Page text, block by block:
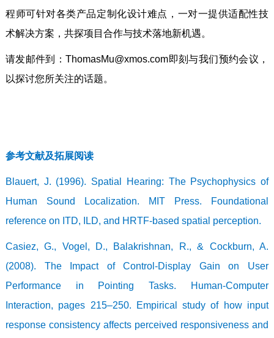
程师可针对各类产品定制化设计难点，一对一提供适配性技
术解决方案，共探项目合作与技术落地新机遇。
请发邮件到：ThomasMu@xmos.com即刻与我们预约会议，
以探讨您所关注的话题。
参考文献及拓展阅读
Blauert, J. (1996). Spatial Hearing: The Psychophysics of
Human Sound Localization. MIT Press. Foundational
reference on ITD, ILD, and HRTF-based spatial perception.
Casiez, G., Vogel, D., Balakrishnan, R., & Cockburn, A.
(2008). The Impact of Control-Display Gain on User
Performance in Pointing Tasks. Human-Computer
Interaction, pages 215–250. Empirical study of how input
response consistency affects perceived responsiveness and